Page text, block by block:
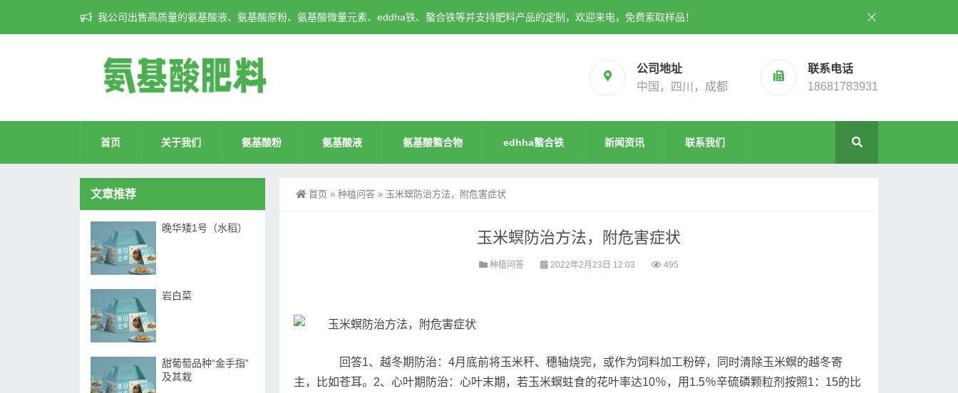
我公司出售高质量的氨基酸液、氨基酸原粉、氨基酸微量元素、eddha铁、螯合铁等并支持肥料产品的定制，欢迎来电，免费索取样品！
公司地址
中国，四川，成都
联系电话
18681783931
首页 关于我们 氨基酸粉 氨基酸液 氨基酸螯合物 edhha螯合铁 新闻资讯 联系我们
首页 » 种植问答 » 玉米螟防治方法，附危害症状
玉米螟防治方法，附危害症状
种植问答 2022年2月23日 12:03 495
回答1、越冬期防治：4月底前将玉米秆、穗轴烧完，或作为饲料加工粉碎，同时清除玉米螟的越冬寄
主，比如苍耳。2、心叶期防治：心叶末期，若玉米螟蛀食的花叶率达10％，用1.5％辛硫磷颗粒剂按照1：15的比
文章推荐
晚华矮1号（水稻）
岩白菜
甜葡萄品种“金手指”
及其栽